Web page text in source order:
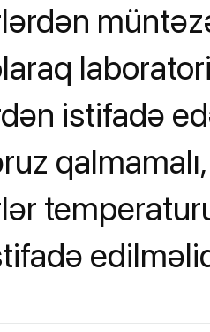
istifadə
qalmamalı,